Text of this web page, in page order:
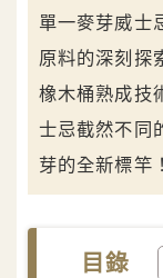
單一麥芽威士
原料的深刻探
橡木桶熟成技
士忌截然不同
芽的全新標竿！
目錄